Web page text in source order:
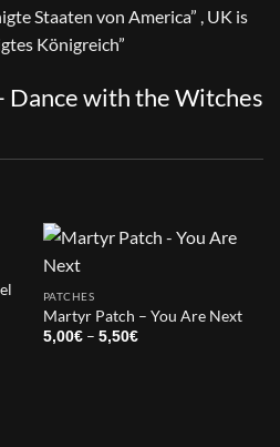
Staaten von America” , UK is
Königreich”
Dance with the Witches
PATCHES
Martyr Patch – You Are Next
5,00€ – 5,50€Price